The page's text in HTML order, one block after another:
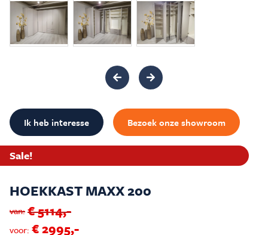
Inspiratie & Advies
Sale!
HOEKKAST MAXX 200
voor: € 2995,-
van:€ 5114,-
Ik heb interesse Bezoek onze showroom